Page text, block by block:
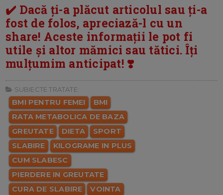
✔️ Dacă ți-a plăcut articolul sau ți-a
fost de folos, apreciază-l cu un
share! Aceste informații le pot fi
utile și altor mămici sau tătici. Îți
mulțumim anticipat! ❣️
SUBIECTE TRATATE:
BMI PENTRU FEMEI
BMI
RATA METABOLICA DE BAZA
GREUTATE
DIETA
SPORT
SLABIRE
KILOGRAME IN PLUS
CUM SLABESC
PIERDERE IN GREUTATE
CURA DE SLABIRE
VOINTA